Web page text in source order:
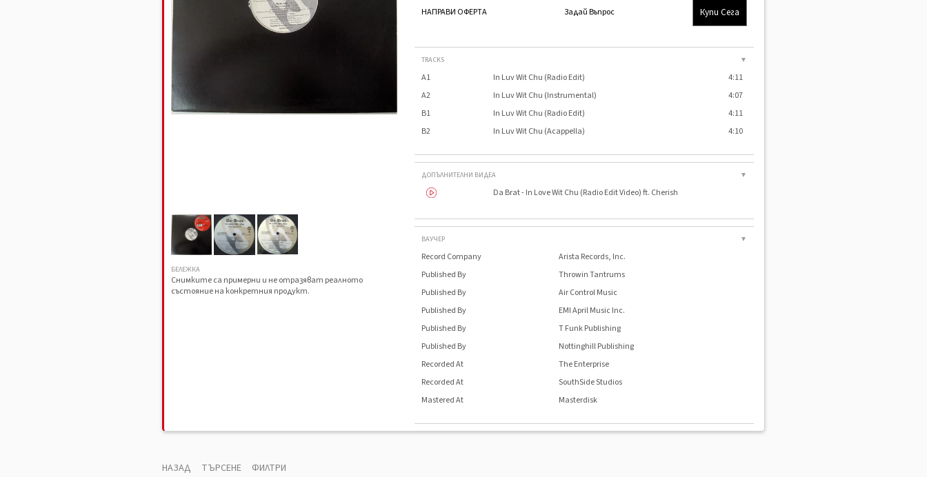
БЕЛЕЖКА
Снимките са примерни и не отразяват реалното
състояние на конкретния продукт.
НАПРАВИ ОФЕРТА Задай Въпрос Купи Сега
TRACKS ▼
A1 In Luv Wit Chu (Radio Edit)
4:11
A2
In Luv Wit Chu (Instrumental)
4:07
B1
In Luv Wit Chu (Radio Edit)
4:11
B2
In Luv Wit Chu (Acappella) 4:10
ДОПЪЛНИТЕЛНИ ВИДЕА ▼
Da Brat - In Love Wit Chu (Radio Edit Video) ft. Cherish
ВАУЧЕР ▼
Record Company
Arista Records, Inc.
Published By
Throwin Tantrums
Published By
Air Control Music
Published By
EMI April Music Inc.
Published By
T Funk Publishing
Published By
Nottinghill Publishing
Recorded At
The Enterprise
Recorded At
SouthSide Studios
Mastered At
Masterdisk
НАЗАД ТЪРСЕНЕ ФИЛТРИ